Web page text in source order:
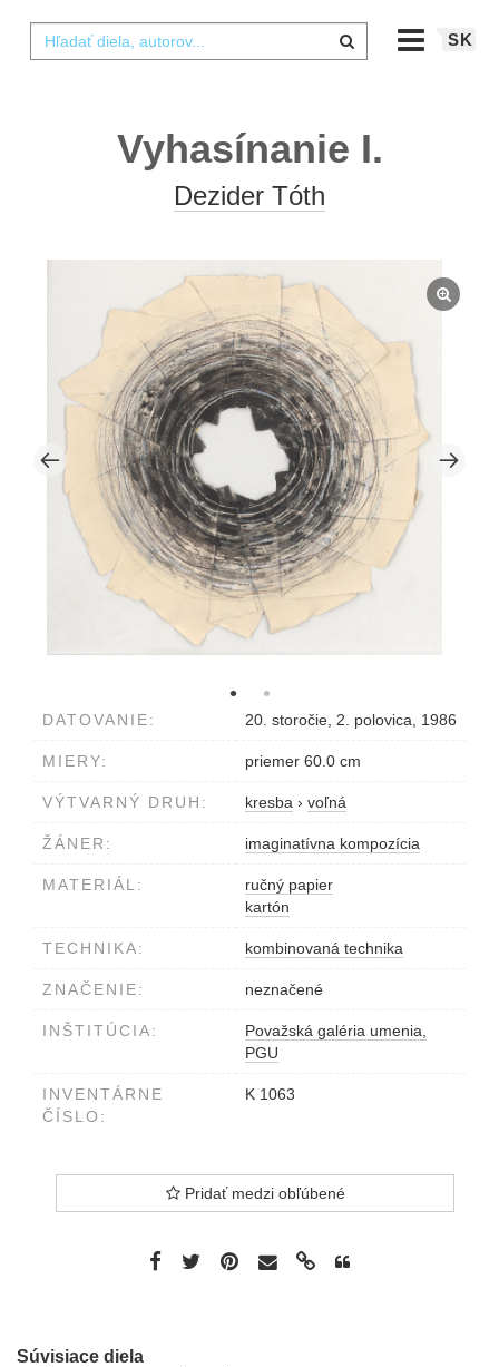
SK
Vyhasínanie I.
Dezider Tóth
DATOVANIE: 20. storočie, 2. polovica, 1986
MIERY: priemer 60.0 cm
VÝTVARNÝ DRUH: kresba › voľná
ŽÁNER: imaginatívna kompozícia
MATERIÁL:
ručný papier
kartón
TECHNIKA: kombinovaná technika
ZNAČENIE: neznačené
INŠTITÚCIA:
Považská galéria umenia,
PGU
INVENTÁRNE
ČÍSLO:
K 1063
Pridať medzi obľúbené
Súvisiace diela